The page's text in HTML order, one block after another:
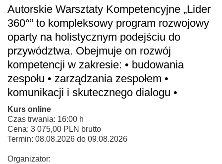
Autorskie Warsztaty Kompetencyjne „Lider
360°” to kompleksowy program rozwojowy
oparty na holistycznym podejściu do
przywództwa. Obejmuje on rozwój
kompetencji w zakresie: • budowania
zespołu • zarządzania zespołem •
komunikacji i skutecznego dialogu •
Kurs online
Czas trwania: 16:00 h
Cena: 3 075,00 PLN brutto
Termin: 08.08.2026 do 09.08.2026
Organizator: